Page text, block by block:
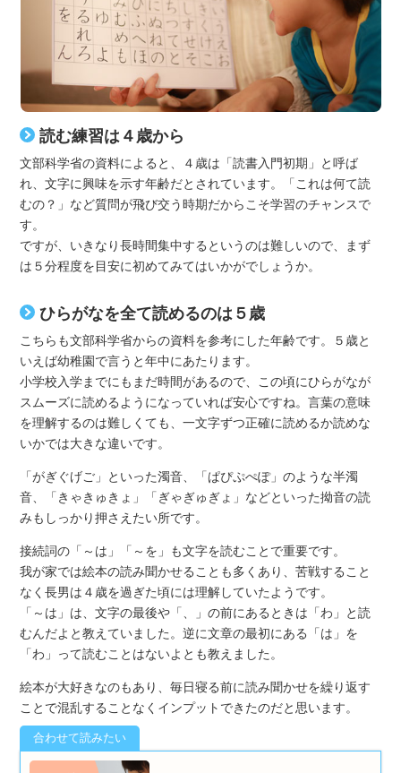
読む練習は４歳から
文部科学省の資料によると、４歳は「読書入門初期」と呼ば
れ、文字に興味を示す年齢だとされています。「これは何て読
むの？」など質問が飛び交う時期だからこそ学習のチャンスで
す。
ですが、いきなり長時間集中するというのは難しいので、まず
は５分程度を目安に初めてみてはいかがでしょうか。
ひらがなを全て読めるのは５歳
こちらも文部科学省からの資料を参考にした年齢です。５歳と
いえば幼稚園で言うと年中にあたります。
小学校入学までにもまだ時間があるので、この頃にひらがなが
スムーズに読めるようになっていれば安心ですね。言葉の意味
を理解するのは難しくても、一文字ずつ正確に読めるか読めな
いかでは大きな違いです。
「がぎぐげご」といった濁音、「ぱぴぷぺぽ」のような半濁
音、「きゃきゅきょ」「ぎゃぎゅぎょ」などといった拗音の読
みもしっかり押さえたい所です。
接続詞の「～は」「～を」も文字を読むことで重要です。
我が家では絵本の読み聞かせることも多くあり、苦戦すること
なく長男は４歳を過ぎた頃には理解していたようです。
「～は」は、文字の最後や「、」の前にあるときは「わ」と読
むんだよと教えていました。逆に文章の最初にある「は」を
「わ」って読むことはないよとも教えました。
絵本が大好きなのもあり、毎日寝る前に読み聞かせを繰り返す
ことで混乱することなくインプットできたのだと思います。